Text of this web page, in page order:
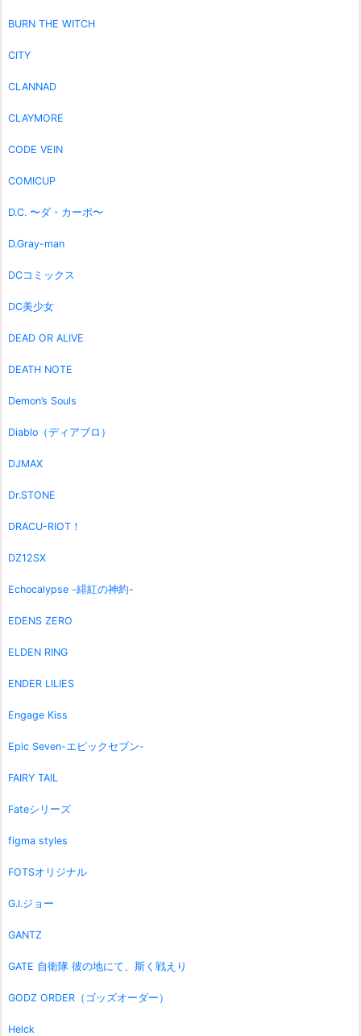
BURN THE WITCH
CITY
CLANNAD
CLAYMORE
CODE VEIN
COMICUP
D.C. 〜ダ・カーポ〜
D.Gray-man
DCコミックス
DC美少女
DEAD OR ALIVE
DEATH NOTE
Demon’s Souls
Diablo（ディアブロ）
DJMAX
Dr.STONE
DRACU-RIOT！
DZ12SX
Echocalypse -緋紅の神約-
EDENS ZERO
ELDEN RING
ENDER LILIES
Engage Kiss
Epic Seven-エピックセブン-
FAIRY TAIL
Fateシリーズ
figma styles
FOTSオリジナル
G.I.ジョー
GANTZ
GATE 自衛隊 彼の地にて、斯く戦えり
GODZ ORDER（ゴッズオーダー）
Helck